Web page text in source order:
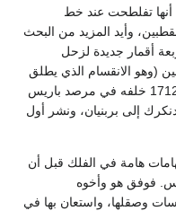
أنها تفلطحت عند خط
وأيد المزيد من البحث
أقمار جديدة لزحل
(وهو الانقسام الذي يطلق
عليه اسم كاسيني الآن). وبعد موته عام 1712 خلفه في مرصد باريس
إلى بربنيان، ونشر أول
هامة في الفلك قبل أن
فوفق هو وأخوه
وصقلها، واستعان بها في